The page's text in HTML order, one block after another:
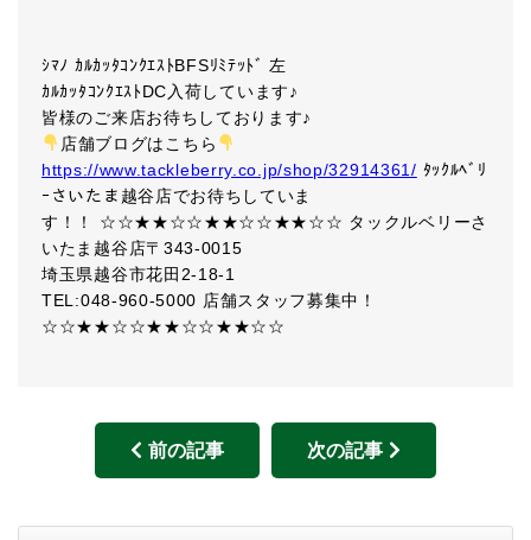
ｼﾏﾉ ｶﾙｶｯﾀｺﾝｸｴｽﾄBFSﾘﾐﾃｯﾄﾞ 左
ｶﾙｶｯﾀｺﾝｸｴｽﾄDC入荷しています♪
皆様のご来店お待ちしております♪
店舗ブログはこちら
https://www.tackleberry.co.jp/shop/32914361/ ﾀｯｸﾙﾍﾞﾘ
ｰさいたま越谷店でお待ちしていま
す！！ ☆☆★★☆☆★★☆☆★★☆☆ タックルベリーさ
いたま越谷店〒343-0015
埼玉県越谷市花田2-18-1
TEL:048-960-5000 店舗スタッフ募集中！
☆☆★★☆☆★★☆☆★★☆☆
前の記事 次の記事